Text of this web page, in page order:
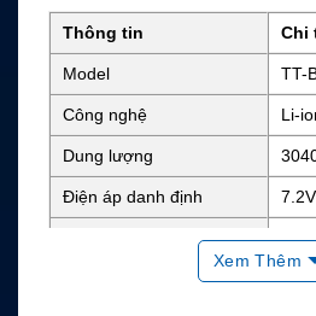
Thông tin Chi
Model TT-
Công nghệ Li-
Dung lượng
Điện áp danh định 7.2V
IP67
Xem Thêm